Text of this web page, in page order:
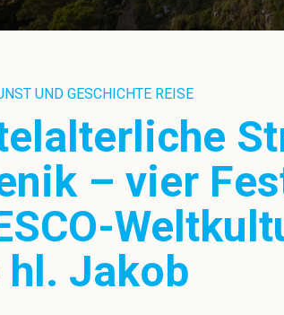
UND GESCHICHTE REISE
– vier
hl. Jakob